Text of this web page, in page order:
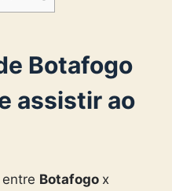
Botafogo
assistir ao
Botafogo x